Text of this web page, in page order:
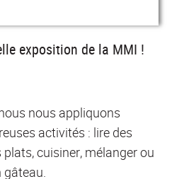
exposition de la MMI !
nous appliquons
activités : lire des
cuisiner, mélanger ou
gâteau.